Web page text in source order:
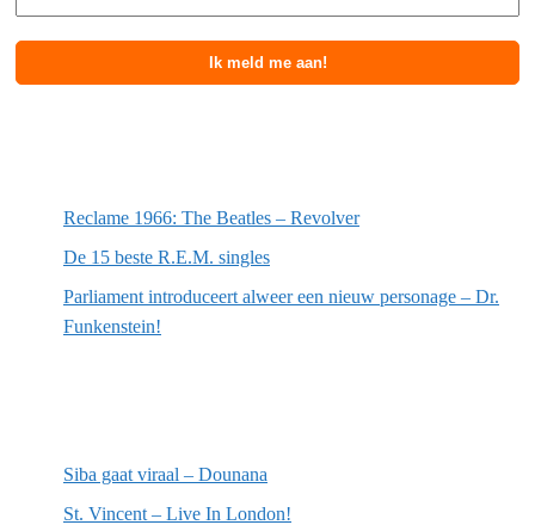
Reclame 1966: The Beatles – Revolver
De 15 beste R.E.M. singles
Parliament introduceert alweer een nieuw personage – Dr.
Funkenstein!
Siba gaat viraal – Dounana
St. Vincent – Live In London!